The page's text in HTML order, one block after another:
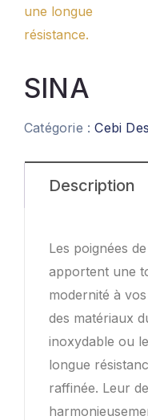
SINA
Catégorie :Cebi
Description
Les poignées
apportent une
modernité à
des matériaux
inoxydable ou
longue
raffinée. Leur